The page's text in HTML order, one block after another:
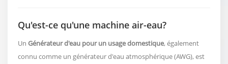
Qu'est-ce qu'une machine air-eau?
Un Générateur d'eau pour un usage domestique, également
connu comme un générateur d'eau atmosphérique (AWG), est